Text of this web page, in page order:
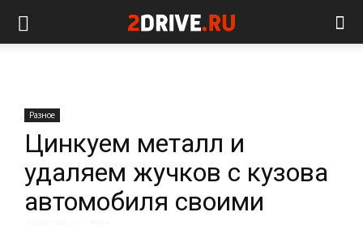
Разное
Цинкуем металл и
удаляем жучков с кузова
автомобиля своими